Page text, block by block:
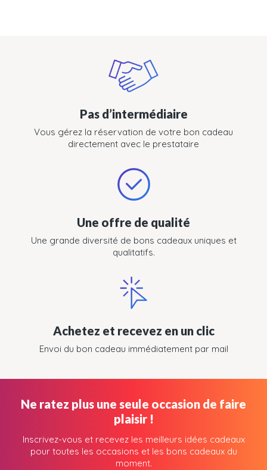
Pas d’intermédiaire
Vous gérez la réservation de votre bon cadeau
directement avec le prestataire
Une offre de qualité
Une grande diversité de bons cadeaux uniques et
qualitatifs.
Achetez et recevez en un clic
Envoi du bon cadeau immédiatement par mail
Ne ratez plus une seule occasion de faire
plaisir !
Inscrivez-vous et recevez les meilleurs idées cadeaux
pour toutes les occasions et les bons cadeaux du
moment.